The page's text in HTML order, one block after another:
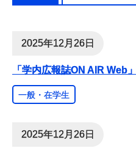
2025年12月26日
「学内広報誌ON AIR Web
一般・在学生
2025年12月26日